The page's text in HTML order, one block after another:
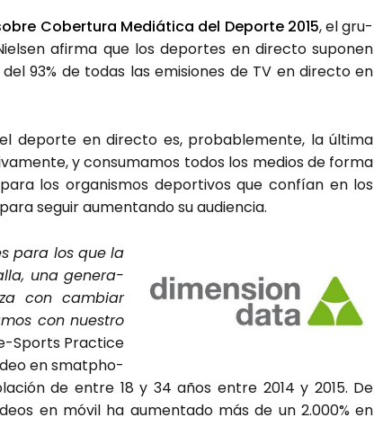
Cober­tu­ra Mediá­ti­ca del Depor­te 2015, el gru­
afir­ma que los depor­tes en direc­to supo­nen
93% de todas las emi­sio­nes de TV en direc­to en
depor­te en direc­to es, pro­ba­ble­men­te, la últi­ma
y con­su­ma­mos todos los medios de for­ma
los orga­nis­mos depor­ti­vos que con­fían en los
seguir aumen­tan­do su audien­cia.
para los que la
una gene­ra­
con cam­biar
con nues­tro
Sports Prac­ti­ce
en smatpho­
de entre 18 y 34 años entre 2014 y 2015. De
en móvil ha aumen­ta­do más de un 2.000% en